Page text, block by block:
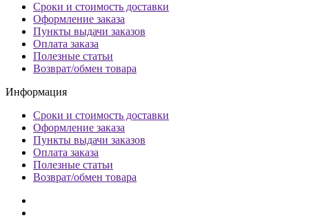
Сроки и стоимость доставки
Оформление заказа
Пункты выдачи заказов
Оплата заказа
Полезные статьи
Возврат/обмен товара
Информация
Сроки и стоимость доставки
Оформление заказа
Пункты выдачи заказов
Оплата заказа
Полезные статьи
Возврат/обмен товара